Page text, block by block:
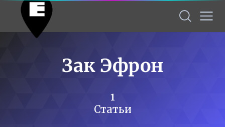
Зак Эфрон
1
Статьи